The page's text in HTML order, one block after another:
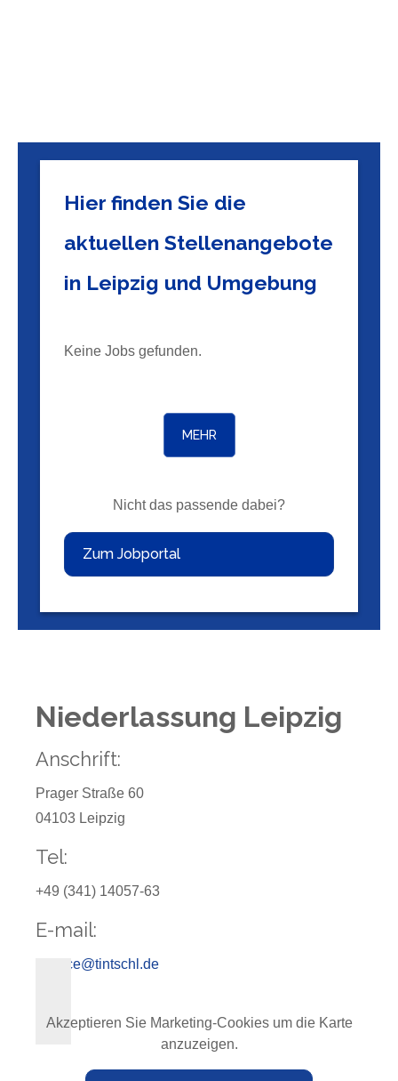
Hier finden Sie die
aktuellen Stellenangebote
in Leipzig und Umgebung
Keine Jobs gefunden.
MEHR
Nicht das passende dabei?
Zum Jobportal
Niederlassung Leipzig
Anschrift:
Prager Straße 60
04103 Leipzig
Tel:
+49 (341) 14057-63
E-mail:
service@tintschl.de
Akzeptieren Sie Marketing-Cookies um die Karte
anzuzeigen.